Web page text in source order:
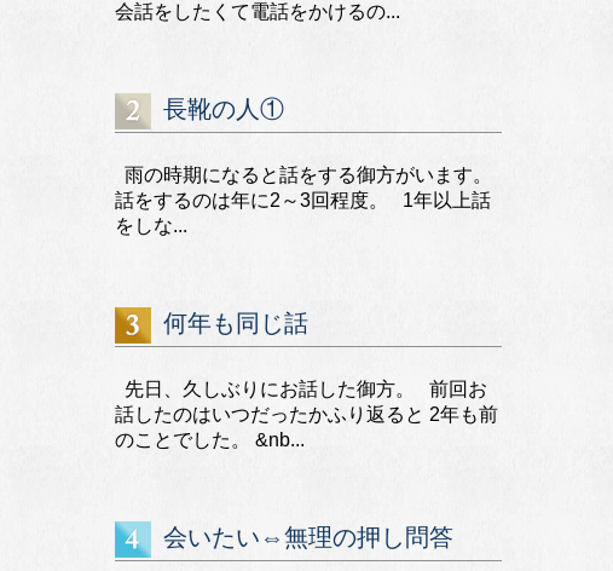
会話をしたくて電話をかけるの...
長靴の人①
雨の時期になると話をする御方がいます。
話をするのは年に2～3回程度。 1年以上話
をしな...
何年も同じ話
先日、久しぶりにお話した御方。 前回お
話したのはいつだったかふり返ると 2年も前
のことでした。 &nb...
会いたい⇔無理の押し問答